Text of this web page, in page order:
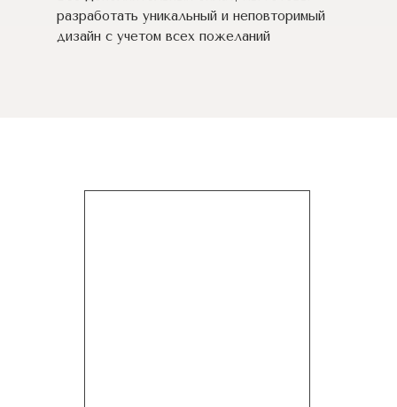
разработать уникальный и неповторимый
дизайн c учетом всех пожеланий